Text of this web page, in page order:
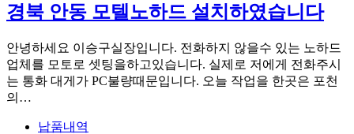
경북 안동 모텔노하드 설치하였습니다
안녕하세요 이승구실장입니다. 전화하지 않을수 있는 노하드
업체를 모토로 셋팅을하고있습니다. 실제로 저에게 전화주시
는 통화 대게가 PC불량때문입니다. 오늘 작업을 한곳은 포천
의…
납품내역